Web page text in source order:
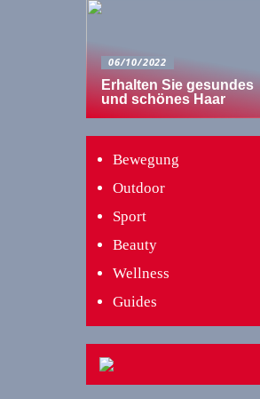
06/10/2022
Erhalten Sie gesundes
und schönes Haar
Bewegung
Outdoor
Sport
Beauty
Wellness
Guides